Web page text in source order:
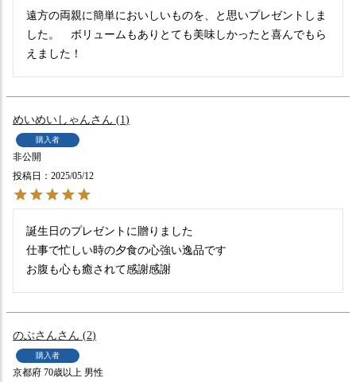
遠方の両親に簡単においしいものを、と思いプレゼントしま
した。　ボリュームもありとても美味しかったと喜んでもら
えました！
めいめいしゃん 1
購入者
非公開
投稿日
2025/05/12
誕生日のプレゼントに贈りました
仕事で忙しい時の夕食の心強い逸品です
のぶさん 2
購入者
京都府 70歳以上 男性